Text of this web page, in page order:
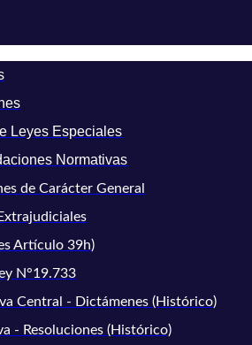
Leyes Especiales
Normativas
de Carácter General
Artículo 39h)
N°19.733
Central - Dictámenes (Histórico)
- Resoluciones (Histórico)